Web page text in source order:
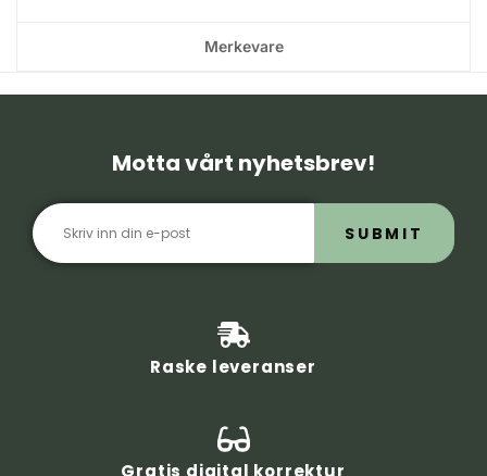
Merkevare
Motta vårt nyhetsbrev!
SUBMIT
Raske leveranser
Gratis digital korrektur